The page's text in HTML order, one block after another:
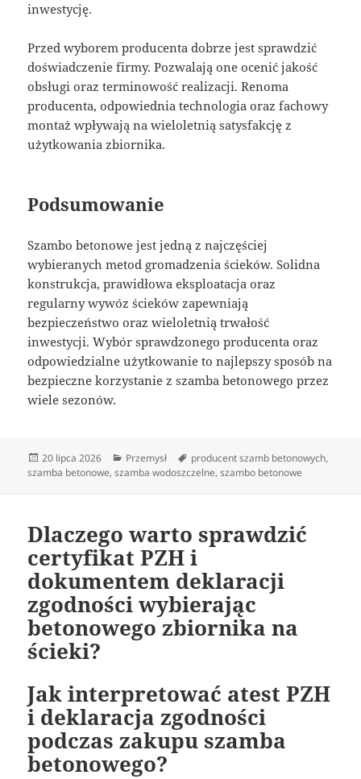
inwestycję.
Przed wyborem producenta dobrze jest sprawdzić
doświadczenie firmy. Pozwalają one ocenić jakość
obsługi oraz terminowość realizacji. Renoma
producenta, odpowiednia technologia oraz fachowy
montaż wpływają na wieloletnią satysfakcję z
użytkowania zbiornika.
Podsumowanie
Szambo betonowe jest jedną z najczęściej
wybieranych metod gromadzenia ścieków. Solidna
konstrukcja, prawidłowa eksploatacja oraz
regularny wywóz ścieków zapewniają
bezpieczeństwo oraz wieloletnią trwałość
inwestycji. Wybór sprawdzonego producenta oraz
odpowiedzialne użytkowanie to najlepszy sposób na
bezpieczne korzystanie z szamba betonowego przez
wiele sezonów.
Data
publikacji
20 lipca 2026 Kategorie
Przemysł Tagi
producent szamb betonowych,
szamba betonowe,szamba wodoszczelne,szambo betonowe
Dlaczego warto sprawdzić
certyfikat PZH i
dokumentem deklaracji
zgodności wybierając
betonowego zbiornika na
ścieki?
Jak interpretować atest PZH
i deklaracja zgodności
podczas zakupu szamba
betonowego?